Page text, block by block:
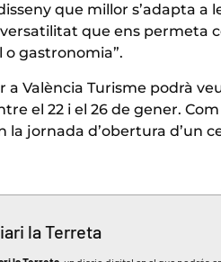
que millor s’adapta a
que ens permeta
gastronomia”.
València Turisme podrà
el 22 i el 26 de gener.
la jornada d’obertura d’un
la Terreta